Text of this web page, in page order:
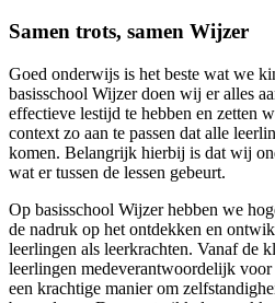
Samen trots, samen Wijzer
Goed onderwijs is het beste wat we
basisschool Wijzer doen wij er alles
effectieve lestijd te hebben en zetten
context zo aan te passen dat alle
komen. Belangrijk hierbij is dat wij
wat er tussen de lessen gebeurt.
Op basisschool Wijzer hebben we
de nadruk op het ontdekken en
leerlingen als leerkrachten. Vanaf de
leerlingen medeverantwoordelijk
een krachtige manier om